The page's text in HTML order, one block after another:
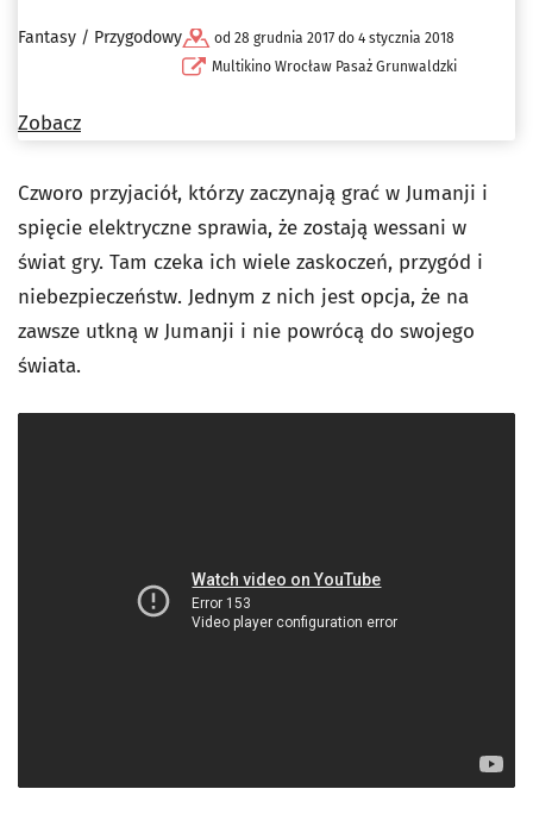
Fantasy / Przygodowy
od 28 grudnia 2017 do 4 stycznia 2018
Multikino Wrocław Pasaż Grunwaldzki
Zobacz
Czworo przyjaciół, którzy zaczynają grać w Jumanji i
spięcie elektryczne sprawia, że zostają wessani w
świat gry. Tam czeka ich wiele zaskoczeń, przygód i
niebezpieczeństw. Jednym z nich jest opcja, że na
zawsze utkną w Jumanji i nie powrócą do swojego
świata.